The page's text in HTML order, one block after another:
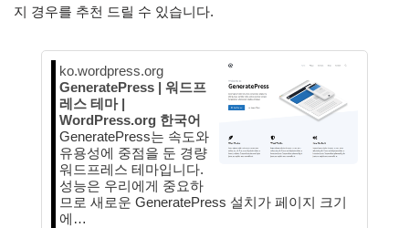
지 경우를 추천 드릴 수 있습니다.
ko.wordpress.org
GeneratePress | 워드프
레스 테마 |
WordPress.org 한국어
GeneratePress는 속도와
유용성에 중점을 둔 경량
워드프레스 테마입니다.
성능은 우리에게 중요하
므로 새로운 GeneratePress 설치가 페이지 크기
에…